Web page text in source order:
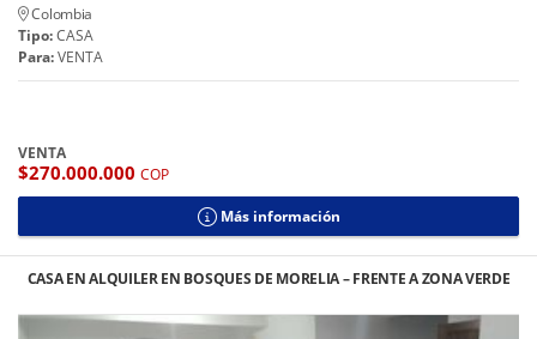
Colombia
Tipo:CASA
Para:VENTA
VENTA
$270.000.000 COP
Más información
CASA EN ALQUILER EN BOSQUES DE MORELIA – FRENTE A ZONA VERDE